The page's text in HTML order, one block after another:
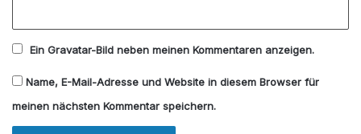
Ein Gravatar-Bild neben meinen Kommentaren anzeigen.
Name, E-Mail-Adresse und Website in diesem Browser für
meinen nächsten Kommentar speichern.